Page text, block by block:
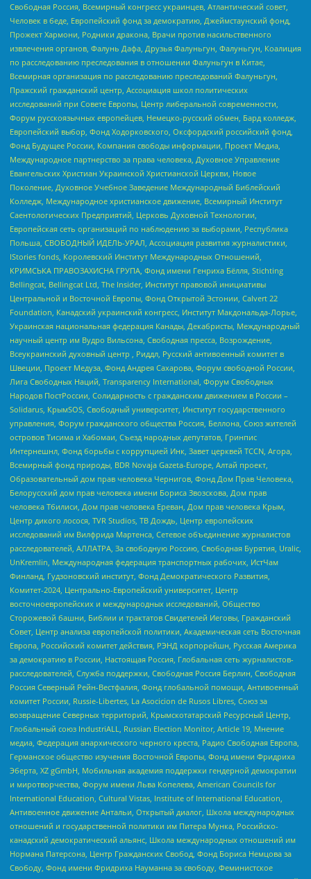
Свободная Россия, Всемирный конгресс украинцев, Атлантический совет,
Человек в беде, Европейский фонд за демократию, Джеймстаунский фонд,
Прожект Хармони, Родники дракона, Врачи против насильственного
извлечения органов, Фалунь Дафа, Друзья Фалуньгун, Фалуньгун, Коалиция
по расследованию преследования в отношении Фалуньгун в Китае,
Всемирная организация по расследованию преследований Фалуньгун,
Пражский гражданский центр, Ассоциация школ политических
исследований при Совете Европы, Центр либеральной современности,
Форум русскоязычных европейцев, Немецко-русский обмен, Бард колледж,
Европейский выбор, Фонд Ходорковского, Оксфордский российский фонд,
Фонд Будущее России, Компания свободы информации, Проект Медиа,
Международное партнерство за права человека, Духовное Управление
Евангельских Христиан Украинской Христианской Церкви, Новое
Поколение, Духовное Учебное Заведение Международный Библейский
Колледж, Международное христианское движение, Всемирный Институт
Саентологических Предприятий, Церковь Духовной Технологии,
Европейская сеть организаций по наблюдению за выборами, Республика
Польша, СВОБОДНЫЙ ИДЕЛЬ-УРАЛ, Ассоциация развития журналистики,
IStories fonds, Королевский Институт Международных Отношений,
КРИМСЬКА ПРАВОЗАХИСНА ГРУПА, Фонд имени Генриха Бёлля, Stichting
Bellingcat, Bellingcat Ltd, The Insider, Институт правовой инициативы
Центральной и Восточной Европы, Фонд Открытой Эстонии, Calvert 22
Foundation, Канадский украинский конгресс, Институт Макдональда-Лорье,
Украинская национальная федерация Канады, Декабристы, Международный
научный центр им Вудро Вильсона, Свободная пресса, Возрождение,
Всеукраинский духовный центр , Риддл, Русский антивоенный комитет в
Швеции, Проект Медуза, Фонд Андрея Сахарова, Форум свободной России,
Лига Свободных Наций, Transparеncy International, Форум Свободных
Народов ПостРоссии, Солидарность с гражданским движением в России –
Solidarus, КрымSOS, Свободный университет, Институт государственного
управления, Форум гражданского общества Россия, Беллона, Союз жителей
островов Тисима и Хабомаи, Съезд народных депутатов, Гринпис
Интернешнл, Фонд борьбы с коррупцией Инк, Завет церквей TCCN, Агора,
Всемирный фонд природы, BDR Novaja Gazeta-Europe, Алтай проект,
Образовательный дом прав человека Чернигов, Фонд Дом Прав Человека,
Белорусский дом прав человека имени Бориса Звозскова, Дом прав
человека Тбилиси, Дом прав человека Ереван, Дом прав человека Крым,
Центр дикого лосося, TVR Studios, ТВ Дождь, Центр европейских
исследований им Вилфрида Мартенса, Сетевое объединение журналистов
расследователей, АЛЛАТРА, За свободную Россию, Свободная Бурятия, Uralic,
UnKremlin, Международная федерация транспортных рабочих, ИстЧам
Финланд, Гудзоновский институт, Фонд Демократического Развития,
Комитет-2024, Центрально-Европейский университет, Центр
восточноевропейских и международных исследований, Общество
Сторожевой башни, Библии и трактатов Свидетелей Иеговы, Гражданский
Совет, Центр анализа европейской политики, Академическая сеть Восточная
Европа, Российский комитет действия, РЭНД корпорейшн, Русская Америка
за демократию в России, Настоящая Россия, Глобальная сеть журналистов-
расследователей, Служба поддержки, Свободная Россия Берлин, Свободная
Россия Северный Рейн-Вестфалия, Фонд глобальной помощи, Антивоенный
комитет России, Russie-Libertes, La Asocicion de Rusos Libres, Союз за
возвращение Северных территорий, Крымскотатарский Ресурсный Центр,
Глобальный союз IndustriALL, Russian Election Monitor, Article 19, Мнение
медиа, Федерация анархического черного креста, Радио Свободная Европа,
Германское общество изучения Восточной Европы, Фонд имени Фридриха
Эберта, XZ gGmbH, Мобильная академия поддержки гендерной демократии
и миротворчества, Форум имени Льва Копелева, American Councils for
International Education, Cultural Vistas, Institute of International Education,
Антивоенное движение Антальи, Открытый диалог, Школа международных
отношений и государственной политики им Питера Мунка, Российско-
канадский демократический альянс, Школа международных отношений им
Нормана Патерсона, Центр Гражданских Свобод, Фонд Бориса Немцова за
Свободу, Фонд имени Фридриха Науманна за свободу, Феминистское